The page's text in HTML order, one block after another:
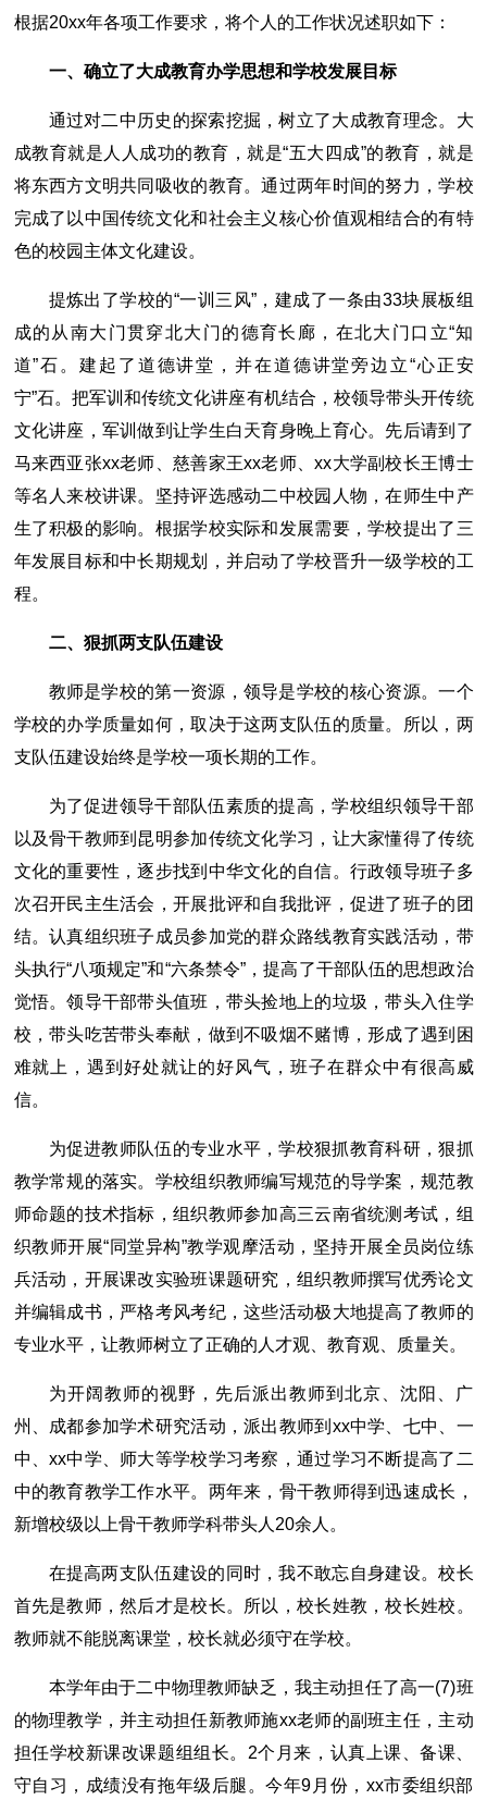
根据20xx年各项工作要求，将个人的工作状况述职如下：
一、确立了大成教育办学思想和学校发展目标
通过对二中历史的探索挖掘，树立了大成教育理念。大
成教育就是人人成功的教育，就是“五大四成”的教育，就是
将东西方文明共同吸收的教育。通过两年时间的努力，学校
完成了以中国传统文化和社会主义核心价值观相结合的有特
色的校园主体文化建设。
提炼出了学校的“一训三风”，建成了一条由33块展板组
成的从南大门贯穿北大门的德育长廊，在北大门口立“知
道”石。建起了道德讲堂，并在道德讲堂旁边立“心正安
宁”石。把军训和传统文化讲座有机结合，校领导带头开传统
文化讲座，军训做到让学生白天育身晚上育心。先后请到了
马来西亚张xx老师、慈善家王xx老师、xx大学副校长王博士
等名人来校讲课。坚持评选感动二中校园人物，在师生中产
生了积极的影响。根据学校实际和发展需要，学校提出了三
年发展目标和中长期规划，并启动了学校晋升一级学校的工
程。
二、狠抓两支队伍建设
教师是学校的第一资源，领导是学校的核心资源。一个
学校的办学质量如何，取决于这两支队伍的质量。所以，两
支队伍建设始终是学校一项长期的工作。
为了促进领导干部队伍素质的提高，学校组织领导干部
以及骨干教师到昆明参加传统文化学习，让大家懂得了传统
文化的重要性，逐步找到中华文化的自信。行政领导班子多
次召开民主生活会，开展批评和自我批评，促进了班子的团
结。认真组织班子成员参加党的群众路线教育实践活动，带
头执行“八项规定”和“六条禁令”，提高了干部队伍的思想政治
觉悟。领导干部带头值班，带头捡地上的垃圾，带头入住学
校，带头吃苦带头奉献，做到不吸烟不赌博，形成了遇到困
难就上，遇到好处就让的好风气，班子在群众中有很高威
信。
为促进教师队伍的专业水平，学校狠抓教育科研，狠抓
教学常规的落实。学校组织教师编写规范的导学案，规范教
师命题的技术指标，组织教师参加高三云南省统测考试，组
织教师开展“同堂异构”教学观摩活动，坚持开展全员岗位练
兵活动，开展课改实验班课题研究，组织教师撰写优秀论文
并编辑成书，严格考风考纪，这些活动极大地提高了教师的
专业水平，让教师树立了正确的人才观、教育观、质量关。
为开阔教师的视野，先后派出教师到北京、沈阳、广
州、成都参加学术研究活动，派出教师到xx中学、七中、一
中、xx中学、师大等学校学习考察，通过学习不断提高了二
中的教育教学工作水平。两年来，骨干教师得到迅速成长，
新增校级以上骨干教师学科带头人20余人。
在提高两支队伍建设的同时，我不敢忘自身建设。校长
首先是教师，然后才是校长。所以，校长姓教，校长姓校。
教师就不能脱离课堂，校长就必须守在学校。
本学年由于二中物理教师缺乏，我主动担任了高一(7)班
的物理教学，并主动担任新教师施xx老师的副班主任，主动
担任学校新课改课题组组长。2个月来，认真上课、备课、
守自习，成绩没有拖年级后腿。今年9月份，xx市委组织部